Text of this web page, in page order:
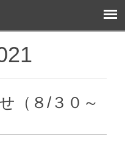
（８/３０～